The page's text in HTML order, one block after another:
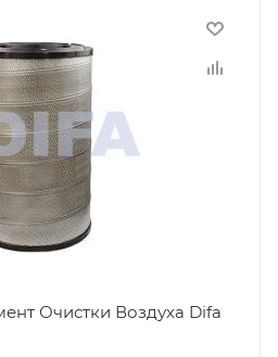
Очистки Воздуха Difa